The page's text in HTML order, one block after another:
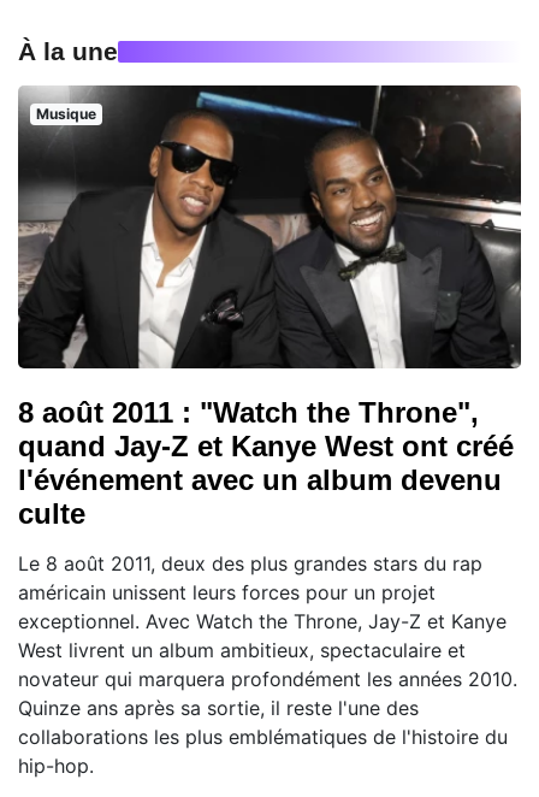
À la une
Musique
8 août 2011 : "Watch the Throne",
quand Jay-Z et Kanye West ont créé
l'événement avec un album devenu
culte
Le 8 août 2011, deux des plus grandes stars du rap
américain unissent leurs forces pour un projet
exceptionnel. Avec Watch the Throne, Jay-Z et Kanye
West livrent un album ambitieux, spectaculaire et
novateur qui marquera profondément les années 2010.
Quinze ans après sa sortie, il reste l'une des
collaborations les plus emblématiques de l'histoire du
hip-hop.